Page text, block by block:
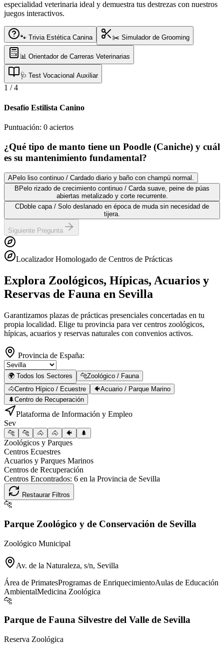
especialidad veterinaria ideal y demuestra tus destrezas con nuestros
juegos interactivos.
🐾 Trivia Estética Canina ✂️ Simulador de Grooming
📊 Orientador de Carreras Veterinarias
🩺 Test Vocacional Auxiliar
1 /4
Desafío Estilista Canino
Puntuación: 0 aciertos
¿Qué tipo de manto tiene un Poodle (Caniche) y cuál
es su mantenimiento fundamental?
APelo liso continuo / Cardado diario y baño con champú normal.
B Pelo rizado de crecimiento continuo / Carda suave, peine de púas
abiertas metalizado y corte recurrente.
CDoble capa / Solo deslanado en época de muda sin necesidad de
tijera.
Siguiente Pregunta
Localizador Homologado de Centros de Prácticas
Explora Zoológicos, Hípicas, Acuarios y
Reservas de Fauna en Sevilla
Garantizamos plazas de prácticas presenciales concertadas en tu
propia localidad. Elige tu provincia para ver centros zoológicos,
hípicas, acuarios y reservas naturales con convenios activos.
Provincia de España:
🌍 Todos los Sectores 🐆Zoológico / Fauna
🐴Centro Hípico / Ecuestre 🐠Acuario / Parque Marino
🌲Centro de Recuperación
Plataforma de Información y Empleo
Sev
🐆 🐆 🐴 🐴 🐠 🌲
Zoológicos y Parques
Centros Ecuestres
Acuarios y Parques Marinos
Centros de Recuperación
Centros Encontrados: 6 en la Provincia de Sevilla
Restaurar Filtros
🐆
Parque Zoológico y de Conservación de Sevilla
Zoológico Municipal
Av. de la Naturaleza, s/n, Sevilla
Área de PrimatesProgramas de EnriquecimientoAulas de Educación
AmbientalMedicina Zoológica
🐆
Parque de Fauna Silvestre del Valle de Sevilla
Reserva Zoológica